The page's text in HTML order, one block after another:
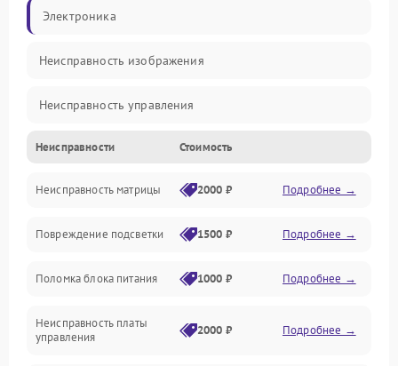
Электроника
Неисправность изображения
Неисправность управления
Неисправность интерфейсов
Прочие неисправности
Неисправность звука
Механические повреждения
Неисправности Стоимость
Неисправность матрицы 2000 ₽ Подробнее →
Повреждение подсветки 1500 ₽ Подробнее →
Поломка блока питания 1000 ₽ Подробнее →
Неисправность платы
управления
2000 ₽ Подробнее →